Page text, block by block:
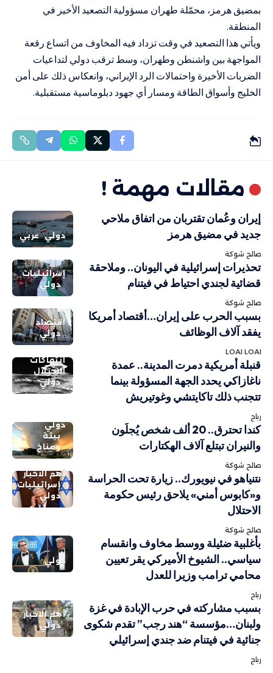
بمضيق هرمز، محمّلة طهران مسؤولية التصعيد الأخير في
المنطقة.
ويأتي هذا التصعيد في وقت تزداد فيه المخاوف من اتساع رقعة
المواجهة بين واشنطن وطهران، وسط ترقب دولي لتداعيات
الضربات الأخيرة واحتمالات الرد الإيراني، وانعكاس ذلك على أمن
الخليج وأسواق الطاقة ومسار أي جهود دبلوماسية مستقبلية.
مقالات مهمة !
دولي عربي
إيران وعُمان تقتربان من اتفاق ملاحي
جديد في مضيق هرمز
صالح شوكة
إسرائيليات
دولي
تحذيرات إسرائيلية في اليونان.. وملاحقة
قضائية لجندي احتياط في فيتنام
صالح شوكة
اقتصاد
دولي
بسبب الحرب على إيران…أقتصاد أمريكا
يفقد آلاف الوظائف
LOAI LOAI
انتهاكات
الاحتلال
دولي
قنبلة أمريكية دمرت المدينة.. عمدة
ناغازاكي يحدد الجهة المسؤولة بينما
تتجنب ذلك تاكايتشي وغوتيريش
رباح
دولي
بيئة
ومناخ
كندا تحترق.. 20 ألف شخص يُجلَون
والنيران تبتلع آلاف الهكتارات
صالح شوكة
أهم الاخبار
إسرائيليات
دولي
نتنياهو في نيويورك.. زيارة تحت الحراسة
و«كابوس أمني» يلاحق رئيس حكومة
الاحتلال
صالح شوكة
دولي
بأغلبية ضئيلة ووسط مخاوف وانقسام
سياسي.. الشيوخ الأميركي يقر تعيين
محامي ترامب وزيرا للعدل
رباح
أهم الاخبار
دولي
بسبب مشاركته في حرب الإبادة في غزة
ولبنان…مؤسسة “هند رجب” تقدم شكوى
جنائية في فيتنام ضد جندي إسرائيلي
رباح